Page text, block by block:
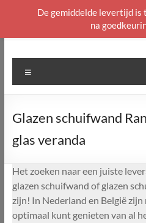
naar
Glazen schuifwand
glas veranda
Het zoeken naar een juiste
glazen schuifwand of glazen
zijn! In Nederland en België
optimaal kunt genieten van al
De gemiddelde levertijd is
na